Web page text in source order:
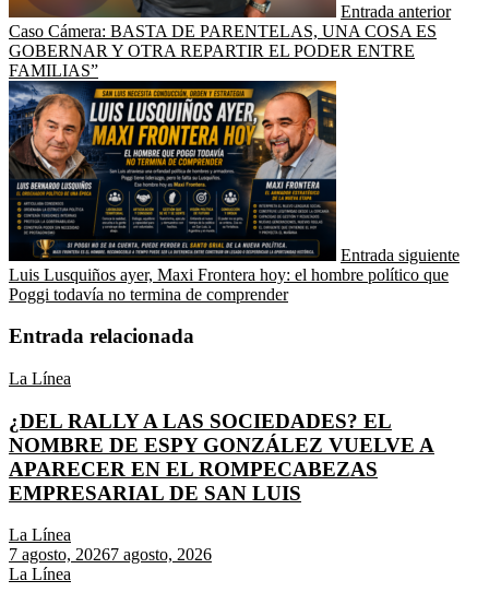
Entrada anterior
Caso Cámera: BASTA DE PARENTELAS, UNA COSA ES
GOBERNAR Y OTRA REPARTIR EL PODER ENTRE
FAMILIAS”
Entrada siguiente
Luis Lusquiños ayer, Maxi Frontera hoy: el hombre político que
Poggi todavía no termina de comprender
Entrada relacionada
La Línea
¿DEL RALLY A LAS SOCIEDADES? EL
NOMBRE DE ESPY GONZÁLEZ VUELVE A
APARECER EN EL ROMPECABEZAS
EMPRESARIAL DE SAN LUIS
La Línea
7 agosto, 20267 agosto, 2026
La Línea